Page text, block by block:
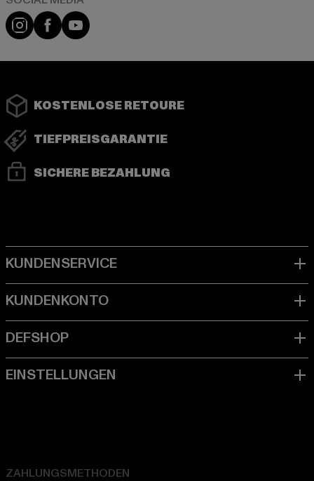
Instagram
FacebookYouTube
KOSTENLOSE RETOURE
TIEFPREISGARANTIE
SICHERE BEZAHLUNG
ZAHLUNGSMETHODEN